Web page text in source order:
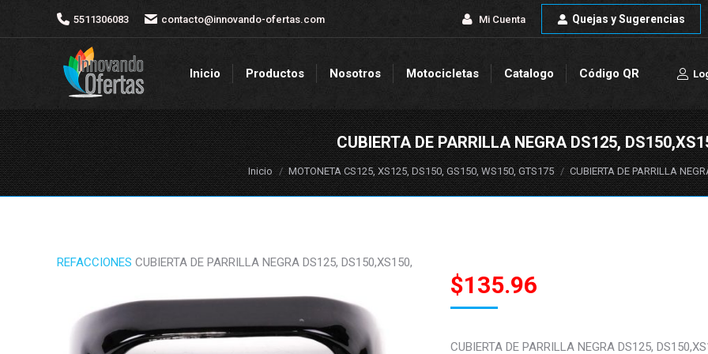
5511306083 contacto@innovando-ofertas.com Mi Cuenta Quejas y Sugerencias
Inicio Productos Nosotros Motocicletas Catalogo Código QR
CUBIERTA DE PARRILLA NEGRA DS125,
Estás aquí:
Inicio MOTONETA CS125, XS125, DS150, GS150, WS150, GTS175 CUBIERTA DE PARRILLA
REFACCIONES CUBIERTA DE PARRILLA NEGRA DS125, DS150,XS150,
$135.96
CUBIERTA DE PARRILLA NEGRA DS125,
5511306083 contacto@innovando-ofertas.com Mi Cuenta Quejas y Sugerencias
Inicio Productos Nosotros Motocicletas Catalogo Código QR